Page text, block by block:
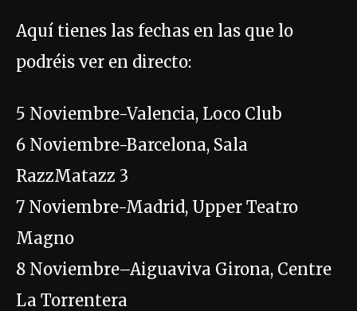
Aquí tienes las fechas en las que lo
podréis ver en directo:
5 Noviembre-Valencia, Loco Club
6 Noviembre-Barcelona, Sala
RazzMatazz 3
7 Noviembre-Madrid, Upper Teatro
Magno
8 Noviembre–Aiguaviva Girona, Centre
La Torrentera